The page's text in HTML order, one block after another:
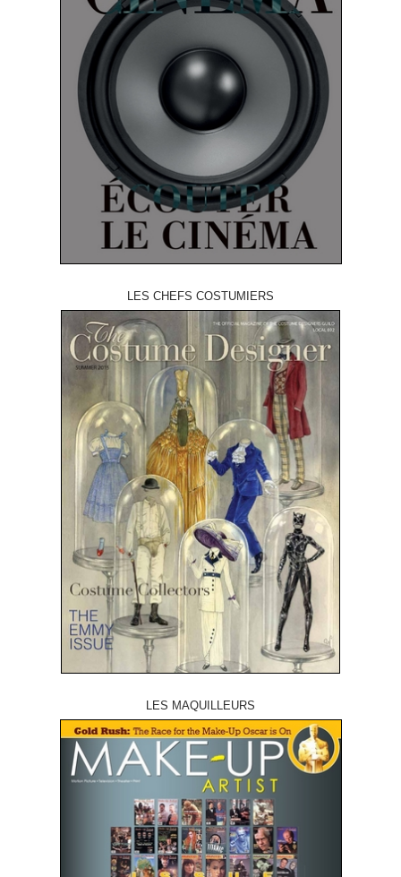
LES CHEFS COSTUMIERS
LES MAQUILLEURS